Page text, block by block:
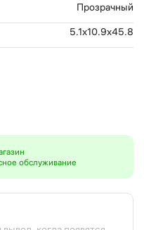
Прозрачный
5.1x10.9x45.8
обслуживание